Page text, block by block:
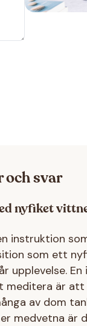
och svar
nyfiket
instruktion
som ett
upplevelse. En
meditera är att
av dom
medvetna är